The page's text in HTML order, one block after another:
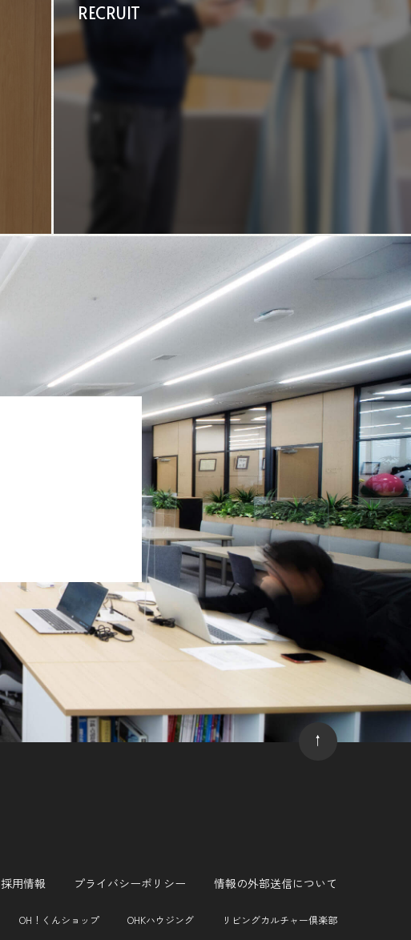
RECRUIT
↑
採用情報 プライバシーポリシー 情報の外部送信について
OH！くんショップ OHKハウジング リビングカルチャー倶楽部